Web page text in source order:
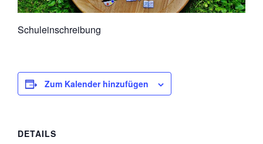
Schuleinschreibung
Zum Kalender hinzufügen
DETAILS